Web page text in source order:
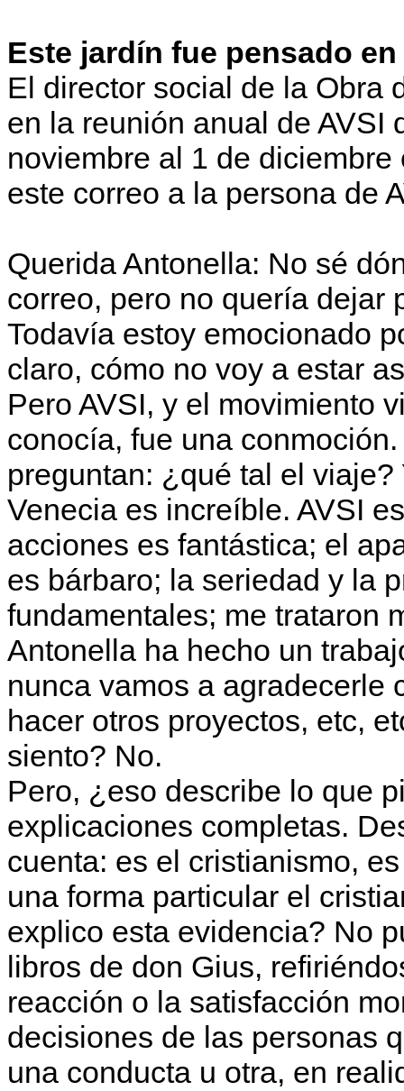
Este jardín fue pensado
El director social de la Obra
en la reunión anual de AVSI
noviembre al 1 de
este correo a la persona de
Querida Antonella: No sé
correo, pero no quería dejar
Todavía estoy emocionado
claro, cómo no voy a estar
Pero AVSI, y el movimiento
conocía, fue una
preguntan: ¿qué tal el
Venecia es increíble. AVSI
acciones es fantástica; el
es bárbaro; la seriedad y la
fundamentales; me trataron
Antonella ha hecho un
nunca vamos a agradecerle
hacer otros proyectos, etc,
siento? No.
Pero, ¿eso describe lo que
explicaciones completas.
cuenta: es el cristianismo,
una forma particular el
explico esta evidencia? No
libros de don Gius,
reacción o la satisfacción
decisiones de las personas
una conducta u otra, en